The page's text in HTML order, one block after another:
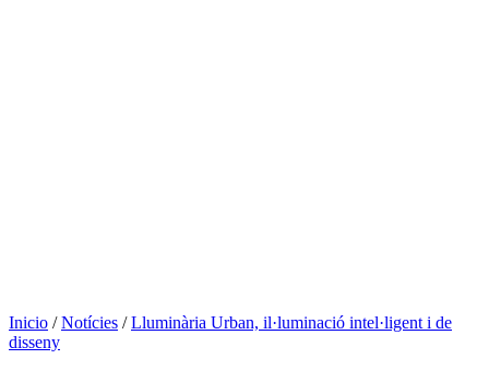
Inicio / Notícies / Lluminària Urban, il·luminació intel·ligent i de
disseny